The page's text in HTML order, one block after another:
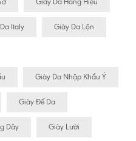
Giày Da Hàng Hiệu
Italy Giày Da Lộn
Giày Da Nhập Khẩu Ý
Giày Đế Da
Dây Giày Lười